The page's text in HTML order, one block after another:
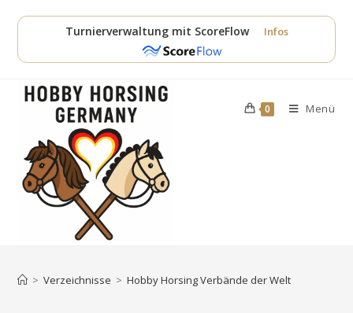
Inhalt
Turnierverwaltung mit ScoreFlow Infos
0 Menü
> Verzeichnisse > Hobby Horsing Verbände der Welt